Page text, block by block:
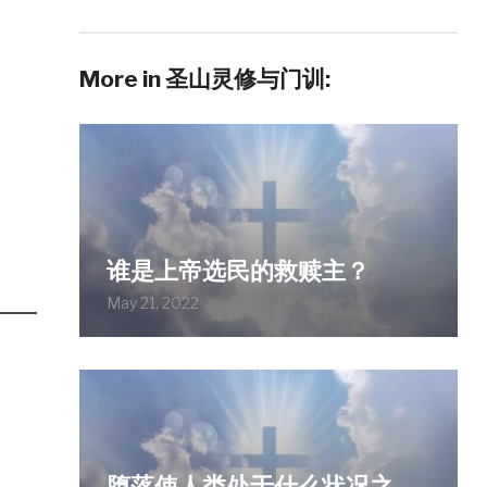
More in 圣山灵修与门训:
谁是上帝选民的救赎主？
May 21, 2022